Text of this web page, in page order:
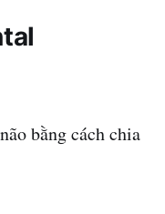
bằng cách chia